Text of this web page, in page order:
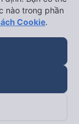
keyboard_arrow_down
keyboard_arrow_down
nào trong phần
Cookie.